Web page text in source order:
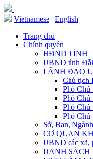
Vietnamese | English
Trang chủ
Chính quyền
HĐND TỈNH
UBND tỉnh
LÃNH ĐẠO
Chủ tịch
Phó Chủ
Phó Chủ
Phó Chủ
Phó
Sở, Ban, Ngành
CƠ QUAN
UBND các xã,
DANH SÁCH